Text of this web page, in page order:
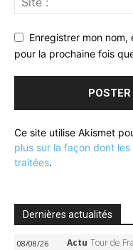
Enregistrer mon
pour la prochaine fois
Ce site utilise Akismet
plus sur la façon dont
traitées.
Dernières actualités
08/08/26 Actu Tour de France Femmes 2026,